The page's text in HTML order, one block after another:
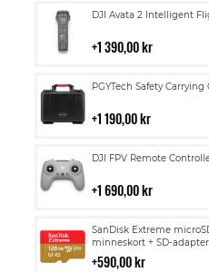
DJI Avata 2 Intelligent
1 390,00 kr
Lägg
i
PGYTech Safety Carrying
1 190,00 kr
Lägg
i
DJI FPV Remote
1 690,00 kr
Lägg
i
SanDisk Extreme
minneskort + SD-adapter
590,00 kr
Lägg
till
i